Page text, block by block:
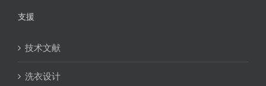
支援
技术文献
洗衣设计